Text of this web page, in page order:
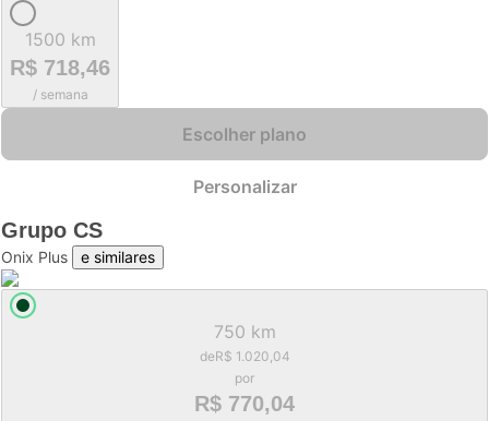
1500 km
R$ 718,46
/ semana
Escolher plano
Personalizar
Grupo CS
Onix Plus e similares
750 km
deR$ 1.020,04
por
R$ 770,04